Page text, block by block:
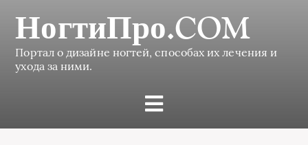
НогтиПро.COM
Портал о дизайне ногтей, способах их лечения и
ухода за ними.